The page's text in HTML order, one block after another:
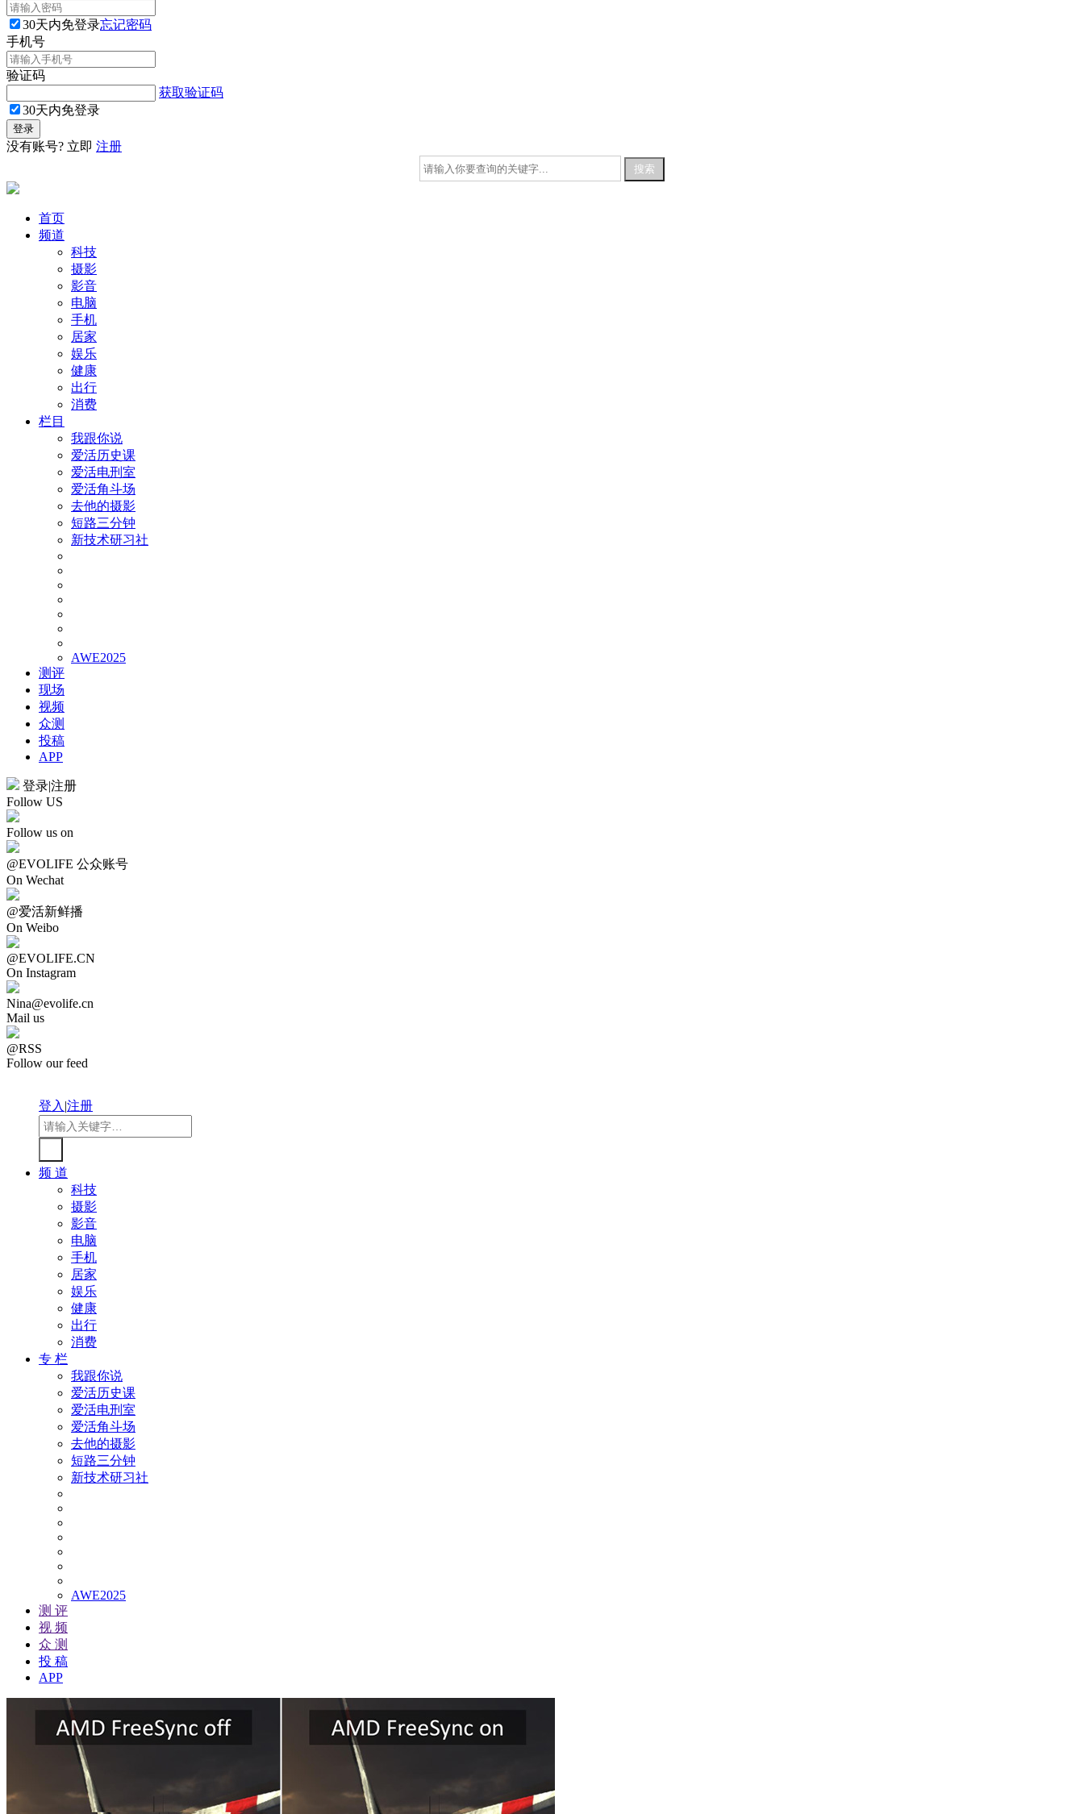
30天内免登录忘记密码
手机号
验证码
获取验证码
30天内免登录
没有账号? 立即 注册
首页
频道
科技
摄影
影音
电脑
手机
居家
娱乐
健康
出行
消费
栏目
我跟你说
爱活历史课
爱活电刑室
爱活角斗场
去他的摄影
短路三分钟
新技术研习社
AWE2025
测评
现场
视频
众测
投稿
APP
登录|注册
Follow US
Follow us on
@EVOLIFE 公众账号
On Wechat
@爱活新鲜播
On Weibo
@EVOLIFE.CN
On Instagram
Nina@evolife.cn
Mail us
@RSS
Follow our feed
登入|注册
频 道
科技
摄影
影音
电脑
手机
居家
娱乐
健康
出行
消费
专 栏
我跟你说
爱活历史课
爱活电刑室
爱活角斗场
去他的摄影
短路三分钟
新技术研习社
AWE2025
测 评
视 频
众 测
投 稿
APP